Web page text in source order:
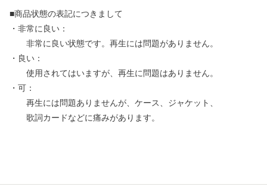
■商品状態の表記につきまして
・非常に良い：
非常に良い状態です。再生には問題がありません。
・良い：
使用されてはいますが、再生に問題はありません。
・可：
再生には問題ありませんが、ケース、ジャケット、
歌詞カードなどに痛みがあります。